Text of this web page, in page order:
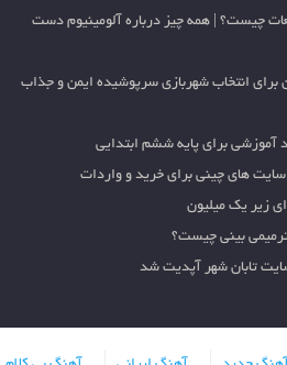
چیست؟ | همه چیز درباره آلومینیوم دست
برای انتخاب شهربازی سرپوشیده ایمن و جذاب
برای پایه ششم ابتدایی
سایت های چینی برای خرید و واردات
زیر یک میلیون
بینی چیست؟
تابان شهر آپدیت شد